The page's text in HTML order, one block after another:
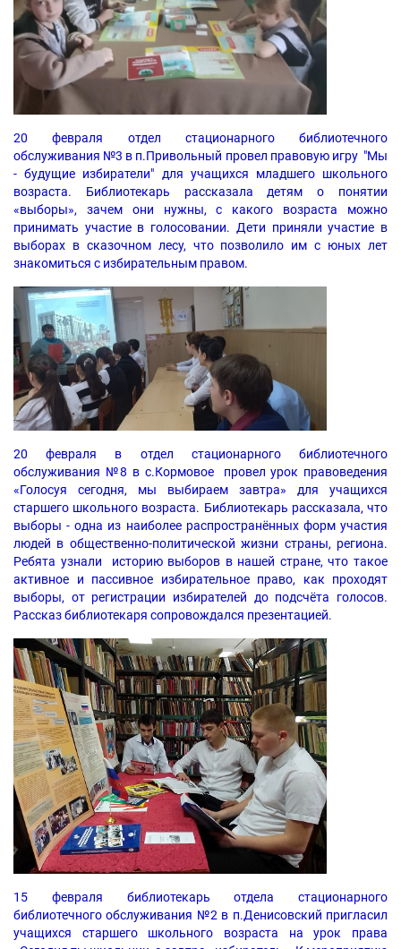
20 февраля отдел стационарного библиотечного
обслуживания №3 в п.Привольный провел правовую игру "Мы
- будущие избиратели" для учащихся младшего школьного
возраста. Библиотекарь рассказала детям о понятии
«выборы», зачем они нужны, с какого возраста можно
принимать участие в голосовании. Дети приняли участие в
выборах в сказочном лесу, что позволило им с юных лет
знакомиться с избирательным правом.
20 февраля в отдел стационарного библиотечного
обслуживания №8 в с.Кормовое провел урок правоведения
«Голосуя сегодня, мы выбираем завтра» для учащихся
старшего школьного возраста. Библиотекарь рассказала, что
выборы - одна из наиболее распространённых форм участия
людей в общественно-политической жизни страны, региона.
Ребята узнали историю выборов в нашей стране, что такое
активное и пассивное избирательное право, как проходят
выборы, от регистрации избирателей до подсчёта голосов.
Рассказ библиотекаря сопровождался презентацией.
15 февраля библиотекарь отдела стационарного
библиотечного обслуживания №2 в п.Денисовский пригласил
учащихся старшего школьного возраста на урок права